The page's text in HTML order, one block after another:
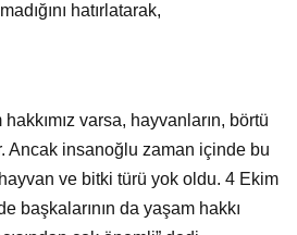
hatırlatarak,
varsa, hayvanların, börtü
Ancak insanoğlu zaman içinde bu
ve bitki türü yok oldu. 4 Ekim
başkalarının da yaşam hakkı